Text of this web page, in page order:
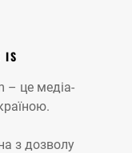
IS
– це медіа-
з дозволу